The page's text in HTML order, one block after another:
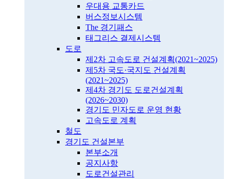
우대용 교통카드
버스정보시스템
The 경기패스
태그리스 결제시스템
도로
제2차 고속도로 건설계획(2021~2025)
제5차 국도·국지도 건설계획
(2021~2025)
제4차 경기도 도로건설계획
(2026~2030)
경기도 민자도로 운영 현황
고속도로 계획
철도
경기도 건설본부
본부소개
공지사항
도로건설관리